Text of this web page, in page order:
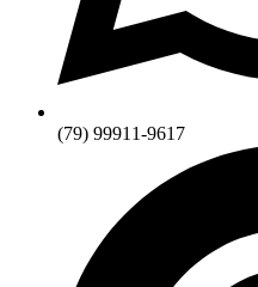
(79) 99911-9617